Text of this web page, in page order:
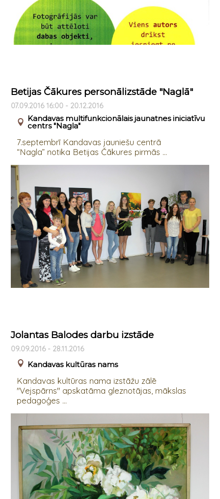
Betijas Čākures personālizstāde "Naglā"
07.09.2016 16:00 - 20.12.2016
Kandavas multifunkcionālais jaunatnes iniciatīvu
centrs "Nagla"
7.septembrī Kandavas jauniešu centrā
“Nagla” notika Betijas Čākures pirmās ...
Jolantas Balodes darbu izstāde
09.09.2016 - 28.11.2016
Kandavas kultūras nams
Kandavas kultūras nama izstāžu zālē
"Vejspārns" apskatāma gleznotājas, mākslas
pedagoģes ...